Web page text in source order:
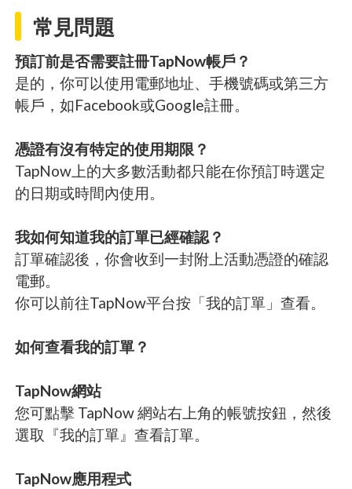
常見問題
預訂前是否需要註冊TapNow帳戶？
是的，你可以使用電郵地址、手機號碼或第三方
帳戶，如Facebook或Google註冊。
憑證有沒有特定的使用期限？
TapNow上的大多數活動都只能在你預訂時選定
的日期或時間內使用。
我如何知道我的訂單已經確認？
訂單確認後，你會收到一封附上活動憑證的確認
電郵。
你可以前往TapNow平台按「我的訂單」查看。
如何查看我的訂單？
TapNow網站
您可點擊 TapNow 網站右上角的帳號按鈕，然後
選取『我的訂單』查看訂單。
TapNow應用程式